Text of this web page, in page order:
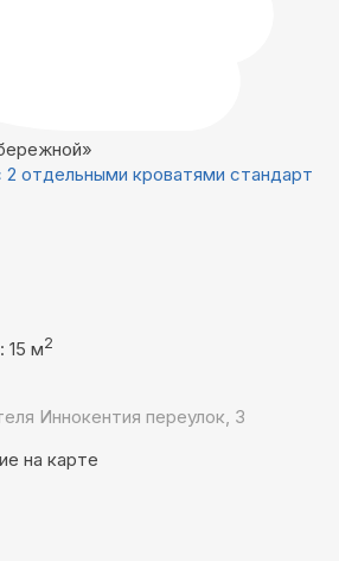
отдельными кроватями стандарт
15 м2
Иннокентия переулок, 3
на карте